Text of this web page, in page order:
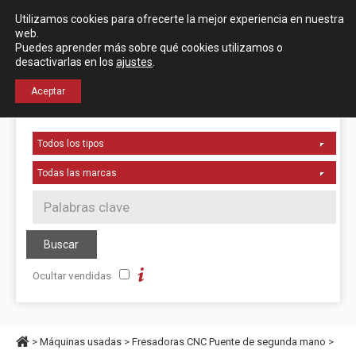
Localización Español English
Ocultar vendidas
> Máquinas usadas > Fresadoras CNC Puente de segunda mano >
Utilizamos cookies para ofrecerte la mejor experiencia en nuestra
web.
Puedes aprender más sobre qué cookies utilizamos o
desactivarlas en los ajustes
Aceptar